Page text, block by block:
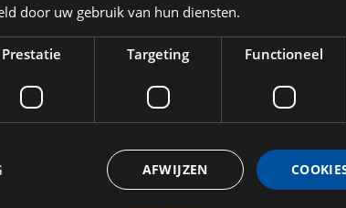
door uw gebruik van hun diensten.
Prestatie Targeting Functioneel
AFWIJZEN